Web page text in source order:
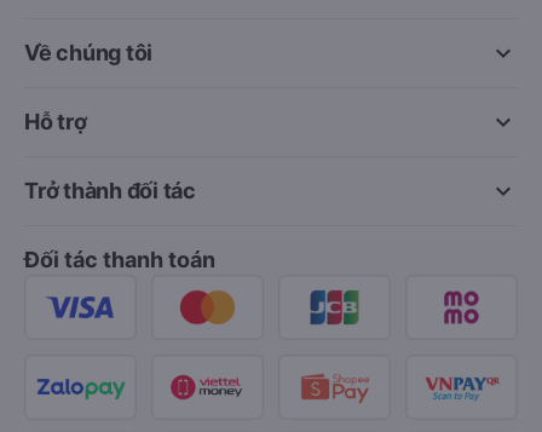
keyboard_arrow_down
Về chúng tôi
keyboard_arrow_down
Hỗ trợ
keyboard_arrow_down
Trở thành đối tác
Đối tác thanh toán